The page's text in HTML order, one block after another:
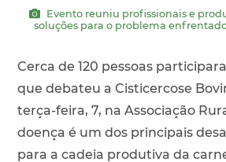
Evento reuniu profissionais e
soluções para o problema
Cerca de 120 pessoas
que debateu a Cisticercose
terça-feira, 7, na Associação
doença é um dos principais
para a cadeia produtiva da